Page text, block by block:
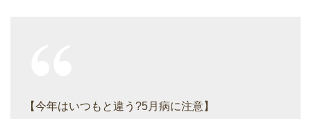
【今年はいつもと違う?5月病に注意】